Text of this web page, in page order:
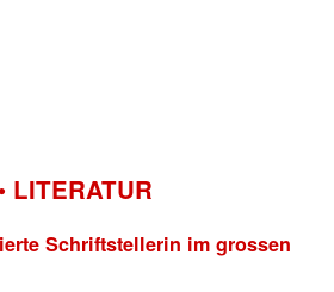
LITERATUR
Schriftstellerin im grossen